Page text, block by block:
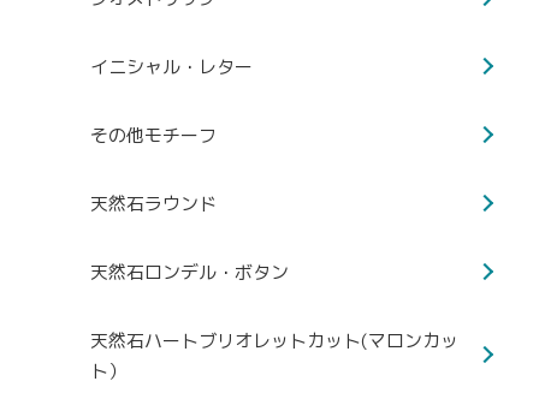
イニシャル・レター
その他モチーフ
天然石ラウンド
天然石ロンデル・ボタン
天然石ハートブリオレットカット(マロンカッ
ト）